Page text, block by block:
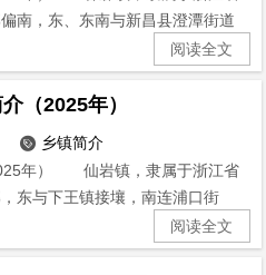
南，东、东南与新昌县澄潭街道
阅读全文
（2025年）
 乡镇简介
年） 仙岩镇，隶属于浙江省
东与下王镇接壤，南连浦口街
阅读全文